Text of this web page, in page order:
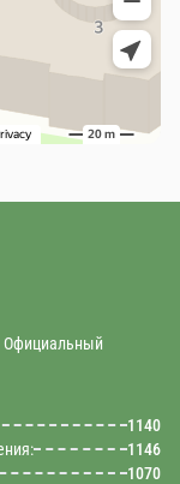
Официальный
1140
1146
1070